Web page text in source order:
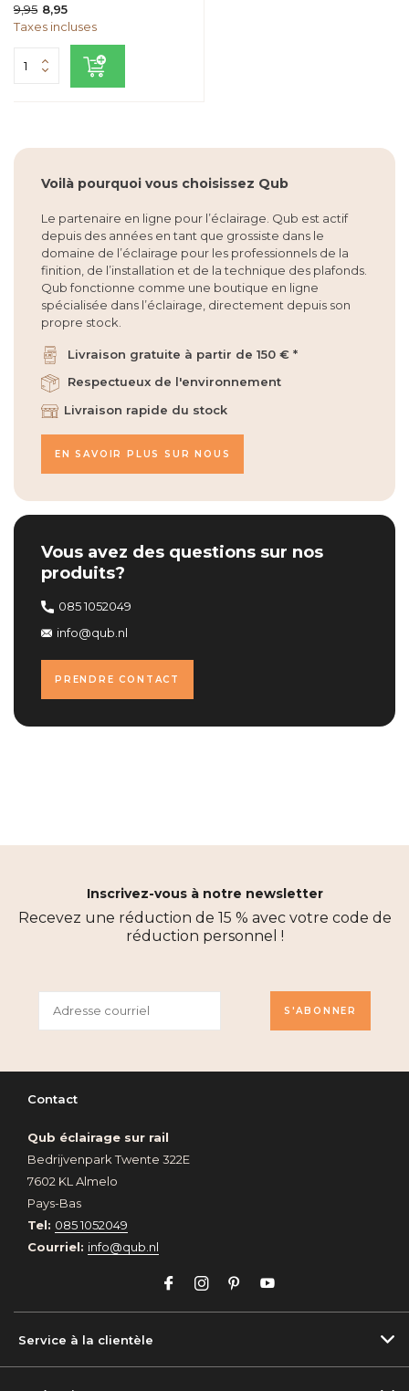
9,95 8,95
Taxes incluses
Vous avez des questions sur nos
produits?
085 1052049
info@qub.nl
PRENDRE CONTACT
Voilà pourquoi vous choisissez Qub
Le partenaire en ligne pour l’éclairage. Qub est actif
depuis des années en tant que grossiste dans le
domaine de l’éclairage pour les professionnels de la
finition, de l’installation et de la technique des plafonds.
Qub fonctionne comme une boutique en ligne
spécialisée dans l’éclairage, directement depuis son
propre stock.
Livraison gratuite à partir de 150 € *
Respectueux de l'environnement
Livraison rapide du stock
EN SAVOIR PLUS SUR NOUS
Inscrivez-vous à notre newsletter
Recevez une réduction de 15 % avec votre code de
réduction personnel !
S'ABONNER
Contact
Qub éclairage sur rail
Bedrijvenpark Twente 322E
7602 KL Almelo
Pays-Bas
Tel: 085 1052049
Courriel: info@qub.nl
Service à la clientèle